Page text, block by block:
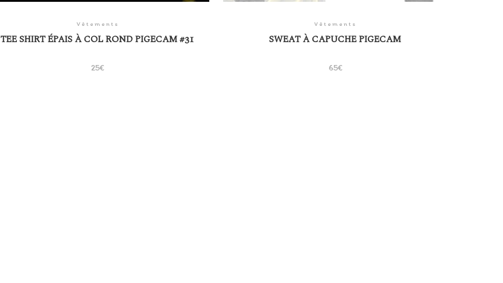
Vêtements
TEE SHIRT ÉPAIS À COL ROND PIGECAM #31
25€
Vêtements
SWEAT À CAPUCHE PIGECAM
65€